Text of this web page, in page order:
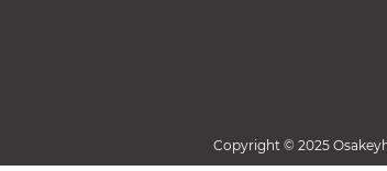
Copyright © 2025